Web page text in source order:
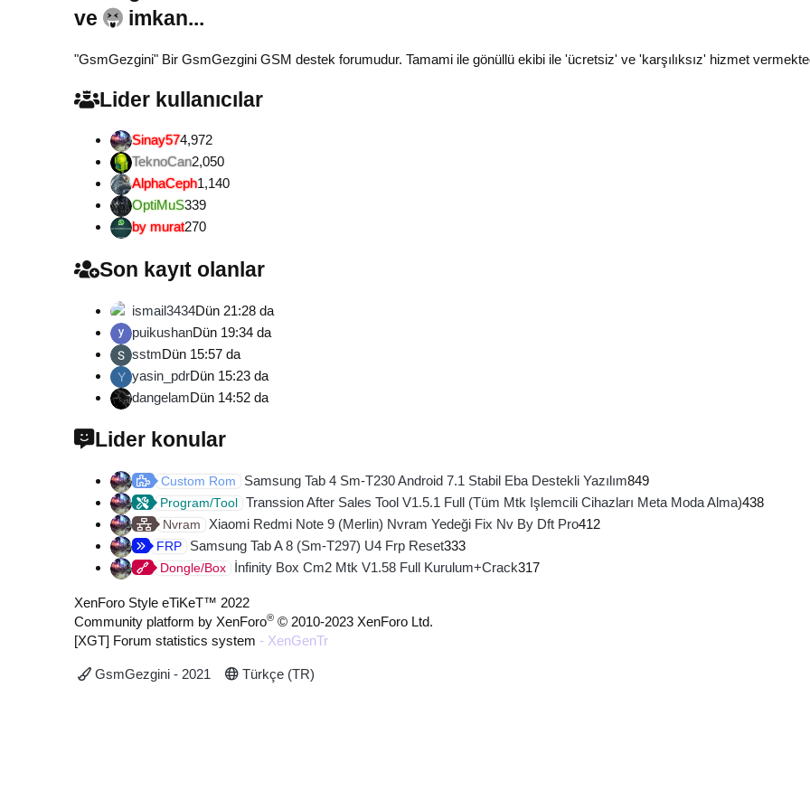
ve
imkan...
"GsmGezgini" Bir GsmGezgini GSM destek forumudur. Tamami ile gönüllü ekibi ile 'ücretsiz' ve 'karşılıksız' hizmet
Lider kullanıcılar
Sinay574,972
TeknoCan2,050
AlphaCeph1,140
OptiMuS339
by murat270
Son kayıt olanlar
ismail3434Dün 21:28 da
puikushanDün 19:34 da
sstmDün 15:57 da
Y yasin_pdrDün 15:23 da
dangelamDün 14:52 da
Lider konular
Custom Rom Samsung Tab 4 Sm-T230 Android 7.1 Stabil Eba Destekli Yazılım849
Program/Tool Transsion After Sales Tool V1.5.1 Full (Tüm Mtk Işlemcili Cihazları Meta Moda Alma)438
Nvram Xiaomi Redmi Note 9 (Merlin) Nvram Yedeği Fix Nv By Dft Pro412
FRP Samsung Tab A 8 (Sm-T297) U4 Frp Reset333
Dongle/Box İnfinity Box Cm2 Mtk V1.58 Full Kurulum+Crack317
XenForo Style eTiKeT™ 2022
Community platform by XenForo® © 2010-2023 XenForo Ltd.
[XGT] Forum statistics system - XenGenTr
GsmGezgini - 2021 Türkçe (TR)